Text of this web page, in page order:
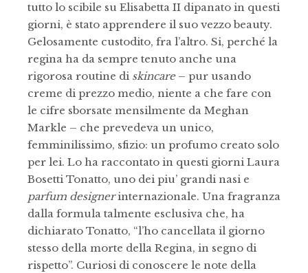
tutto lo scibile su Elisabetta II dipanato in questi
giorni, è stato apprendere il suo vezzo beauty.
Gelosamente custodito, fra l’altro. Si, perché la
regina ha da sempre tenuto anche una
rigorosa routine di skincare– pur usando
creme di prezzo medio, niente a che fare con
le cifre sborsate mensilmente da Meghan
Markle – che prevedeva un unico,
femminilissimo, sfizio: un profumo creato solo
per lei. Lo ha raccontato in questi giorni Laura
Bosetti Tonatto, uno dei piu’ grandi nasi e
parfum designerinternazionale. Una fragranza
dalla formula talmente esclusiva che, ha
dichiarato Tonatto, “l’ho cancellata il giorno
stesso della morte della Regina, in segno di
rispetto”. Curiosi di conoscere le note della